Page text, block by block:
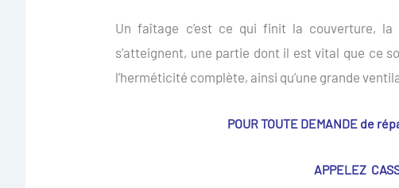
Un faîtage c’est ce qui finit la couverture,
s’atteignent, une partie dont il est vital que ce
l’herméticité complète, ainsi qu’une grande
POUR TOUTE DEMANDE de
APPELEZ